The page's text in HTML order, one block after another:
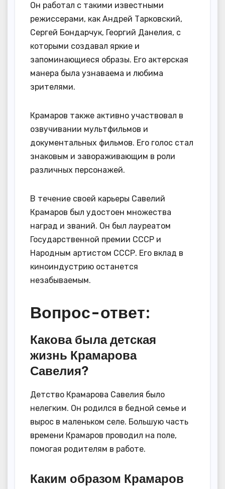
Он работал с такими известными
режиссерами, как Андрей Тарковский,
Сергей Бондарчук, Георгий Данелия, с
которыми создавал яркие и
запоминающиеся образы. Его актерская
манера была узнаваема и любима
зрителями.
Крамаров также активно участвовал в
озвучивании мультфильмов и
документальных фильмов. Его голос стал
знаковым и завораживающим в роли
различных персонажей.
В течение своей карьеры Савелий
Крамаров был удостоен множества
наград и званий. Он был лауреатом
Государственной премии СССР и
Народным артистом СССР. Его вклад в
киноиндустрию останется
незабываемым.
Вопрос-ответ:
Какова была детская
жизнь Крамарова
Савелия?
Детство Крамарова Савелия было
нелегким. Он родился в бедной семье и
вырос в маленьком селе. Большую часть
времени Крамаров проводил на поле,
помогая родителям в работе.
Каким образом Крамаров